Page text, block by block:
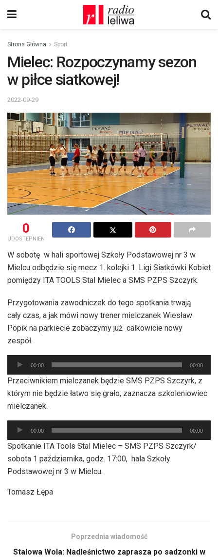
Strona Główna Sport
Mielec: Rozpoczynamy sezon
w piłce siatkowej!
2022-09-29
0
UDOSTĘPNIEŃ
W sobotę w hali sportowej Szkoły Podstawowej nr 3 w
Mielcu odbędzie się mecz 1. kolejki 1. Ligi Siatkówki Kobiet
pomiędzy ITA TOOLS Stal Mielec a SMS PZPS Szczyrk.
Przygotowania zawodniczek do tego spotkania trwają
cały czas, a jak mówi nowy trener mielczanek Wiesław
Popik na parkiecie zobaczymy już całkowicie nowy
zespół.
Odtwarzacz
plików
dźwiękowych
00:00 00:00
Przeciwnikiem mielczanek będzie SMS PZPS Szczyrk, z
którym nie będzie łatwo się grało, zaznacza szkoleniowiec
mielczanek.
Odtwarzacz
plików
dźwiękowych
00:00 00:00
Spotkanie ITA Tools Stal Mielec – SMS PZPS Szczyrk/
sobota 1 października, godz. 17:00, hala Szkoły
Podstawowej nr 3 w Mielcu.
Tomasz Łępa
Poprzednia wiadomość
Stalowa Wola: Nadleśnictwo zaprasza po sadzonki w